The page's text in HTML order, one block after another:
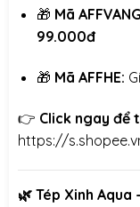
🎁 Mã
99.000đ
🎁 Mã AFFHE:
👉 Click ngay để
https://
🌿 Tép Xinh Aqua